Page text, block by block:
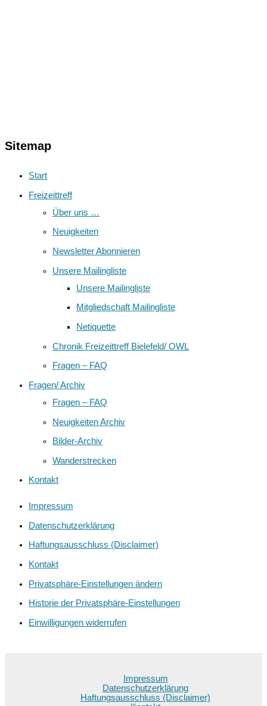
Sitemap
Start
Freizeittreff
Über uns …
Neuigkeiten
Newsletter Abonnieren
Unsere Mailingliste
Unsere Mailingliste
Mitgliedschaft Mailingliste
Netiquette
Chronik Freizeittreff Bielefeld/ OWL
Fragen – FAQ
Fragen/ Archiv
Fragen – FAQ
Neuigkeiten Archiv
Bilder-Archiv
Wanderstrecken
Kontakt
Impressum
Datenschutzerklärung
Haftungsausschluss (Disclaimer)
Kontakt
Privatsphäre-Einstellungen ändern
Historie der Privatsphäre-Einstellungen
Einwilligungen widerrufen
Impressum
Datenschutzerklärung
Haftungsausschluss (Disclaimer)